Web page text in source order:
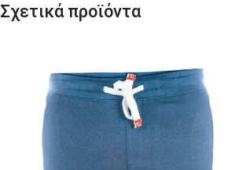
Σχετικά προϊόντα